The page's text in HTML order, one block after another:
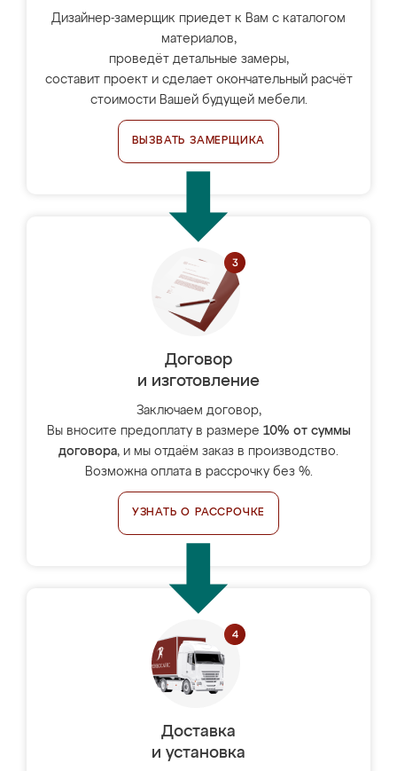
Дизайнер-замерщик приедет к Вам с каталогом
материалов,
проведёт детальные замеры,
составит проект и сделает окончательный расчёт
стоимости Вашей будущей мебели.
ВЫЗВАТЬ ЗАМЕРЩИКА
Договор
и изготовление
Заключаем договор,
Вы вносите предоплату в размере 10% от суммы
договора, и мы отдаём заказ в производство.
Возможна оплата в рассрочку без %.
УЗНАТЬ О РАССРОЧКЕ
Доставка
и установка